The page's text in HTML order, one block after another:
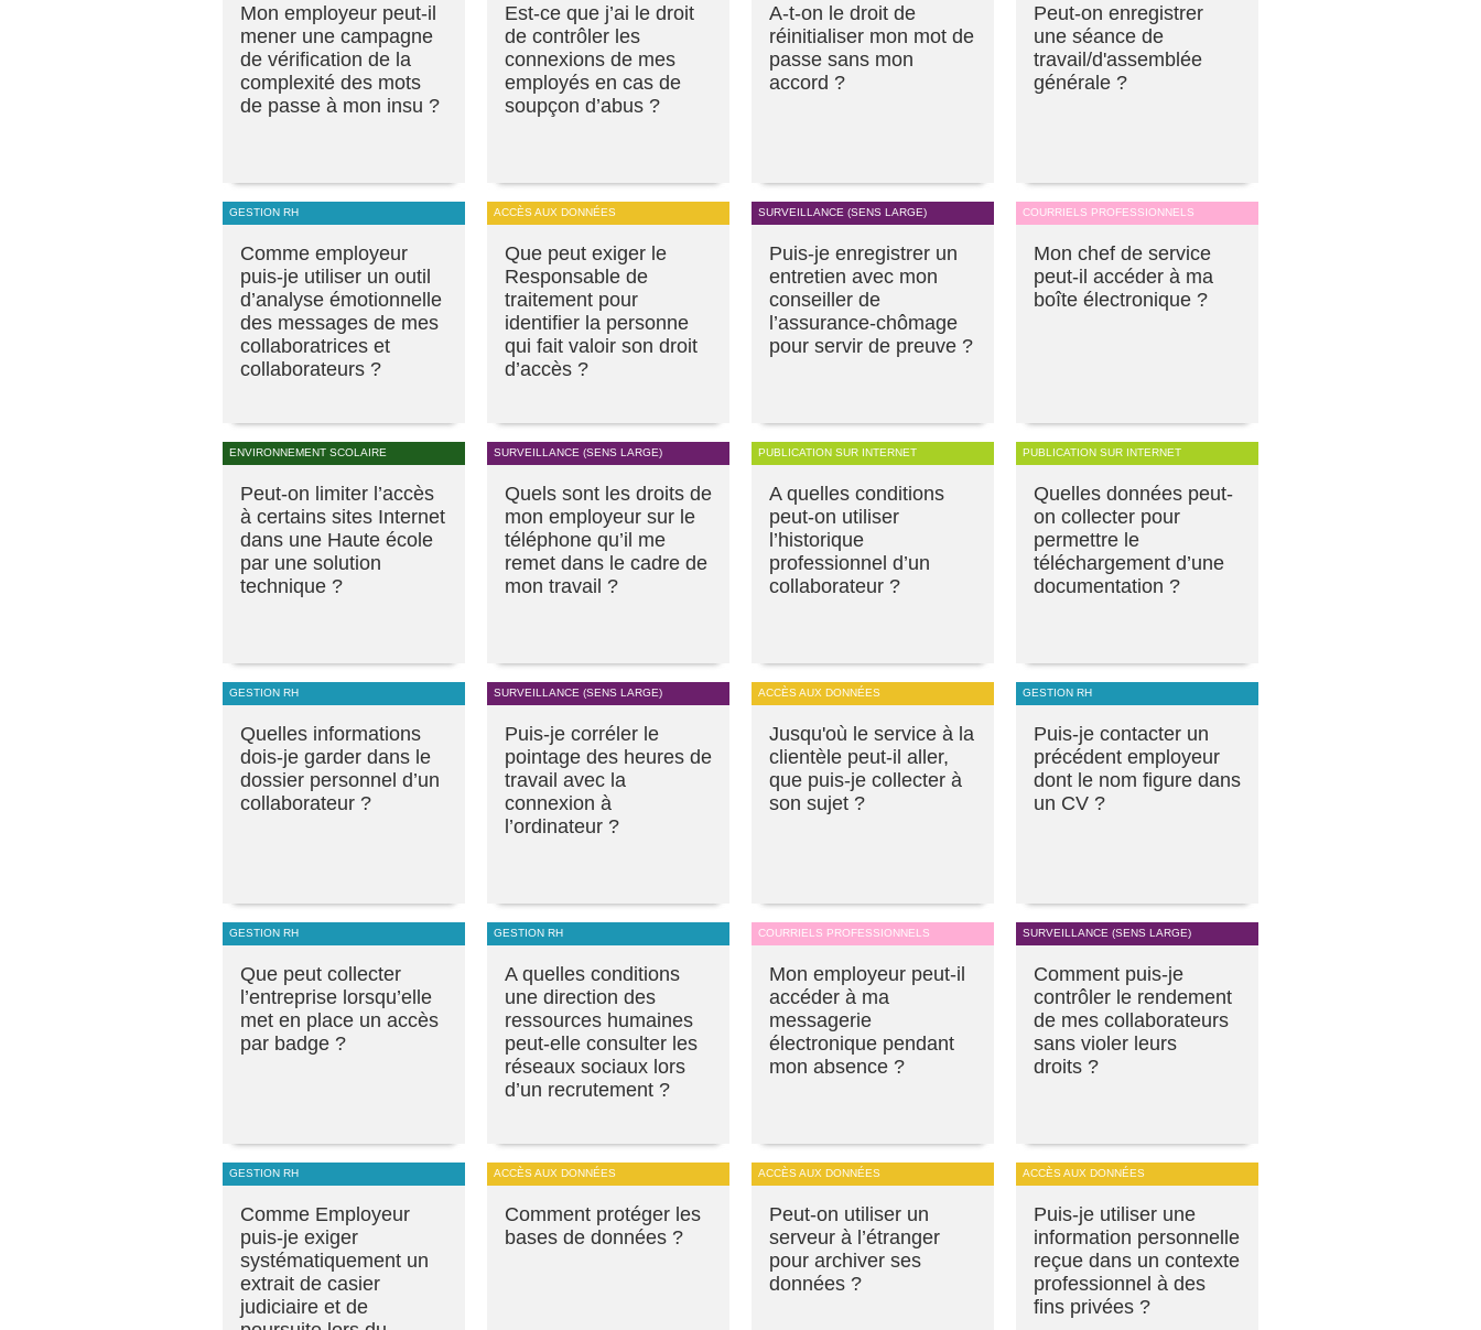
Mon employeur peut-il
mener une campagne
de vérification de la
complexité des mots
de passe à mon insu ?
Est-ce que j’ai le droit
de contrôler les
connexions de mes
employés en cas de
soupçon d’abus ?
A-t-on le droit de
réinitialiser mon mot de
passe sans mon
accord ?
Peut-on enregistrer
une séance de
travail/d'assemblée
générale ?
GESTION RH
Comme employeur
puis-je utiliser un outil
d’analyse émotionnelle
des messages de mes
collaboratrices et
collaborateurs ?
ACCÈS AUX DONNÉES
Que peut exiger le
Responsable de
traitement pour
identifier la personne
qui fait valoir son droit
d’accès ?
SURVEILLANCE (SENS LARGE)
Puis-je enregistrer un
entretien avec mon
conseiller de
l’assurance-chômage
pour servir de preuve ?
COURRIELS PROFESSIONNELS
Mon chef de service
peut-il accéder à ma
boîte électronique ?
ENVIRONNEMENT SCOLAIRE
Peut-on limiter l’accès
à certains sites Internet
dans une Haute école
par une solution
technique ?
SURVEILLANCE (SENS LARGE)
Quels sont les droits de
mon employeur sur le
téléphone qu’il me
remet dans le cadre de
mon travail ?
PUBLICATION SUR INTERNET
A quelles conditions
peut-on utiliser
l’historique
professionnel d’un
collaborateur ?
PUBLICATION SUR INTERNET
Quelles données peut-
on collecter pour
permettre le
téléchargement d’une
documentation ?
GESTION RH
Quelles informations
dois-je garder dans le
dossier personnel d’un
collaborateur ?
SURVEILLANCE (SENS LARGE)
Puis-je corréler le
pointage des heures de
travail avec la
connexion à
l’ordinateur ?
ACCÈS AUX DONNÉES
Jusqu'où le service à la
clientèle peut-il aller,
que puis-je collecter à
son sujet ?
GESTION RH
Puis-je contacter un
précédent employeur
dont le nom figure dans
un CV ?
GESTION RH
Que peut collecter
l’entreprise lorsqu’elle
met en place un accès
par badge ?
GESTION RH
A quelles conditions
une direction des
ressources humaines
peut-elle consulter les
réseaux sociaux lors
d’un recrutement ?
COURRIELS PROFESSIONNELS
Mon employeur peut-il
accéder à ma
messagerie
électronique pendant
mon absence ?
SURVEILLANCE (SENS LARGE)
Comment puis-je
contrôler le rendement
de mes collaborateurs
sans violer leurs
droits ?
GESTION RH
Comme Employeur
puis-je exiger
systématiquement un
extrait de casier
judiciaire et de
ACCÈS AUX DONNÉES
Comment protéger les
bases de données ?
ACCÈS AUX DONNÉES
Peut-on utiliser un
serveur à l’étranger
pour archiver ses
données ?
ACCÈS AUX DONNÉES
Puis-je utiliser une
information personnelle
reçue dans un contexte
professionnel à des
fins privées ?